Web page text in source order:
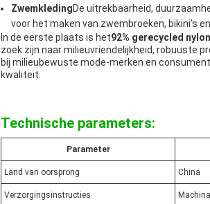
ZwemkledingDe uitrekbaarheid,
voor het maken van zwembroeken, bikini's
In de eerste plaats is het92% gerecycled
zoek zijn naar milieuvriendelijkheid, robuuste
bij milieubewuste mode-merken en
kwaliteit.
Technische parameters:
Parameter
Land van oorsprong China
Verzorgingsinstructies